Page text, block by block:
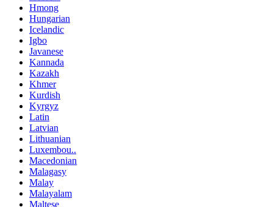
Hmong
Hungarian
Icelandic
Igbo
Javanese
Kannada
Kazakh
Khmer
Kurdish
Kyrgyz
Latin
Latvian
Lithuanian
Luxembou..
Macedonian
Malagasy
Malay
Malayalam
Maltese